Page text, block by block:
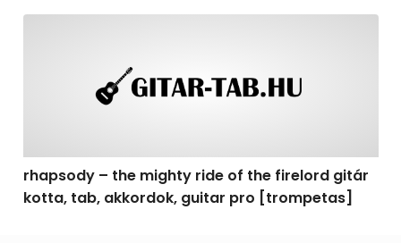
rhapsody – the mighty ride of the firelord gitár
kotta, tab, akkordok, guitar pro [trompetas]